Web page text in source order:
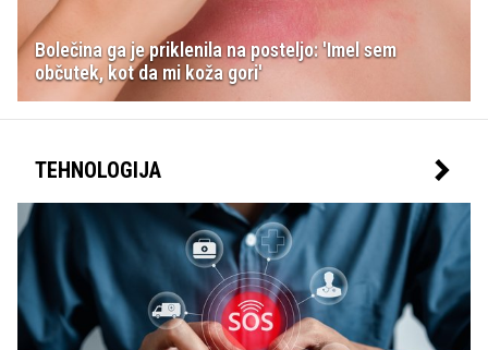
Bolečina ga je priklenila na posteljo: 'Imel sem
občutek, kot da mi koža gori'
TEHNOLOGIJA